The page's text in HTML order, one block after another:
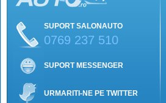
SUPORT SALONAUTO
0769 237 510
SUPORT MESSENGER
URMARITI-NE PE TWITTER